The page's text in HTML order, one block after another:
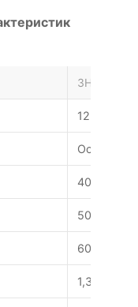
ЗНАЧЕНИЕ
123705
Осевой
400 В
50 Гц
600/400
1,35/0,78 А